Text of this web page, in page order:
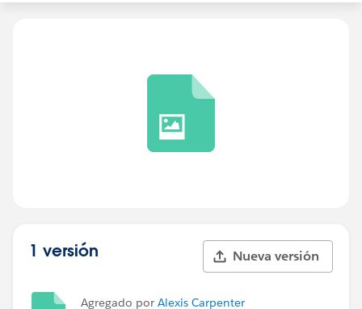
1 versión Nueva versión
Agregado por Alexis Carpenter